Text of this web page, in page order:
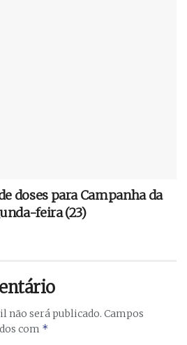
doses para Campanha da
feira (23)
não será publicado. Campos
com *